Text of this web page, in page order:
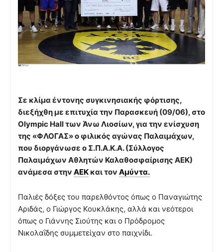
Σε κλίμα έντονης συγκινησιακής φόρτισης,
διεξήχθη με επιτυχία την Παρασκευή (09/06), στο
Olympic Hall των Άνω Λιοσίων, για την ενίσχυση
της «ΦΛΟΓΑΣ» ο φιλικός αγώνας Παλαιμάχων,
που διοργάνωσε ο Σ.Π.Α.Κ.Α. (Σύλλογος
Παλαιμάχων Αθλητών Καλαθοσφαίρισης ΑΕΚ)
ανάμεσα στην ΑΕΚ και τον Αμύντα.
Παλιές δόξες του παρελθόντος όπως ο Παναγιώτης
Αριδάς, ο Γιώργος Κουκλάκης, αλλά και νεότεροι
όπως ο Γιάννης Σιούτης και ο Πρόδρομος
Νικολαΐδης συμμετείχαν στο παιχνίδι.